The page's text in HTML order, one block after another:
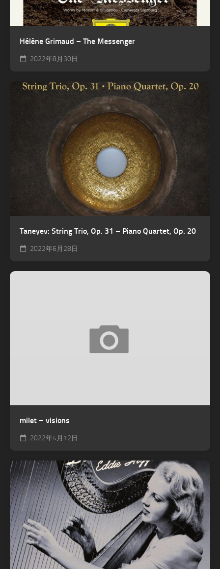
Hélène Grimaud – The Messenger
2022年8月30日
Taneyev: String Trio, Op. 31 – Piano Quartet, Op. 20
2022年6月28日
milet – visions
2022年4月12日